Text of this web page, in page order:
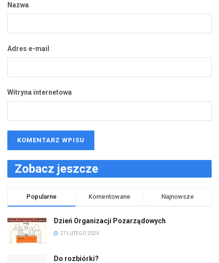
Nazwa
Adres e-mail
Witryna internetowa
Zobacz jeszcze
Popularne Komentowane Najnowsze
Dzień Organizacji Pozarządowych
27 LUTEGO 2024
Do rozbiórki?